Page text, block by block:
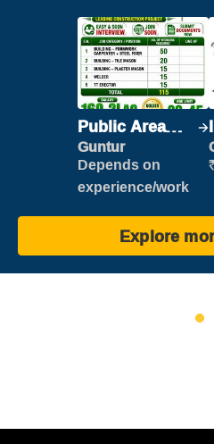
Public Area
Cleaner
Guntur
Depends on
experience/work
Explore